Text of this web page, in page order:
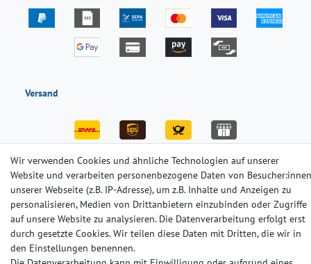
Versand
Impressum Daten­schutz­erklärung AGB
Barrierefreiheitserklärung Widerrufs­recht Kontakt
Wir verwenden Cookies und ähnliche Technologien auf unserer
Website und verarbeiten personenbezogene Daten von Besucher:innen
unserer Webseite (z.B. IP-Adresse), um z.B. Inhalte und Anzeigen zu
personalisieren, Medien von Drittanbietern einzubinden oder Zugriffe
auf unsere Website zu analysieren. Die Datenverarbeitung erfolgt erst
durch gesetzte Cookies. Wir teilen diese Daten mit Dritten, die wir in
den Einstellungen benennen.